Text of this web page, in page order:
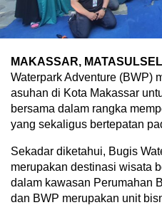
MAKASSAR,
Waterpark Adventure (BWP)
asuhan di Kota Makassar
bersama dalam rangka
yang sekaligus bertepatan
Sekadar diketahui, Bugis
merupakan destinasi wisata
dalam kawasan Perumahan
dan BWP merupakan unit